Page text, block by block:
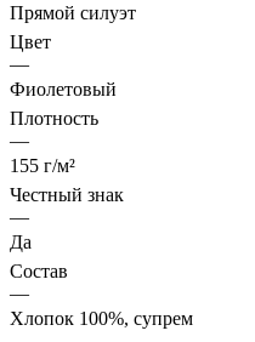
Прямой силуэт
Цвет
—
Фиолетовый
Плотность
—
155 г/м²
Честный знак
—
Да
Состав
—
Хлопок 100%, супрем